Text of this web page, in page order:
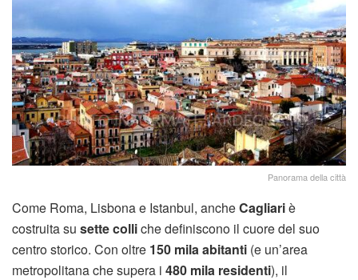
Panorama della città
Come Roma, Lisbona e Istanbul, ancheCagliariè
costruita su sette colliche definiscono il cuore del suo
centro storico. Con oltre 150 mila abitanti (e un’area
metropolitana che supera i 480 mila residenti), il